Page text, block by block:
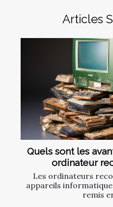
Articles
Quels sont les
ordinateur
Les ordinateurs
appareils
remis